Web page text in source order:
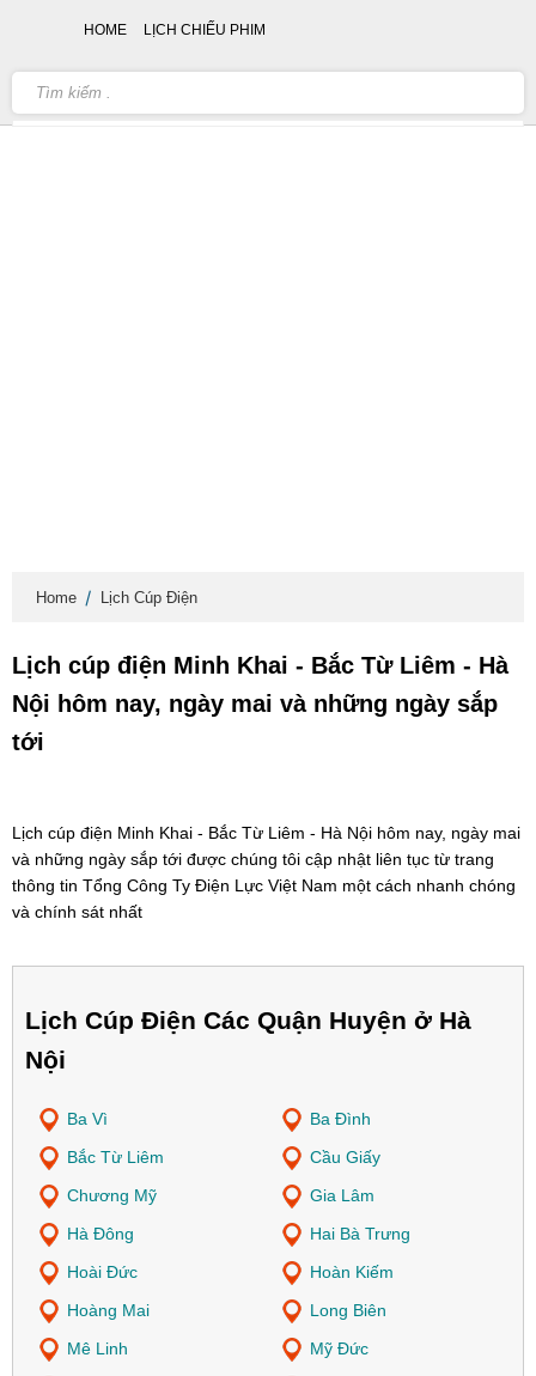
Home Lịch Cúp Điện
Lịch cúp điện Minh Khai - Bắc Từ Liêm - Hà
Nội hôm nay, ngày mai và những ngày sắp
tới
Lịch cúp điện Minh Khai - Bắc Từ Liêm - Hà Nội hôm nay, ngày mai
và những ngày sắp tới được chúng tôi cập nhật liên tục từ trang
thông tin Tổng Công Ty Điện Lực Việt Nam một cách nhanh chóng
và chính sát nhất
Lịch Cúp Điện Các Quận Huyện ở Hà
Nội
Ba Vì
Ba Đình
Bắc Từ Liêm
Cầu Giấy
Chương Mỹ
Gia Lâm
Hà Đông
Hai Bà Trưng
Hoài Đức
Hoàn Kiếm
Hoàng Mai
Long Biên
Mê Linh
Mỹ Đức
HOME LỊCH CHIẾU PHIM